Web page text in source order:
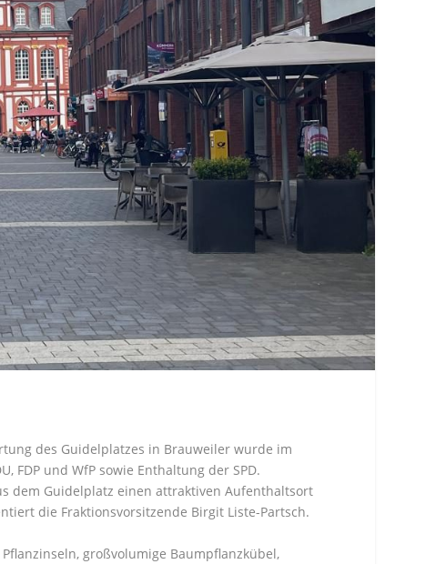
des Guidelplatzes in Brauweiler wurde im
FDP und WfP sowie Enthaltung der SPD.
dem Guidelplatz einen attraktiven Aufenthaltsort
die Fraktionsvorsitzende Birgit Liste-Partsch.
großvolumige Baumpflanzkübel,